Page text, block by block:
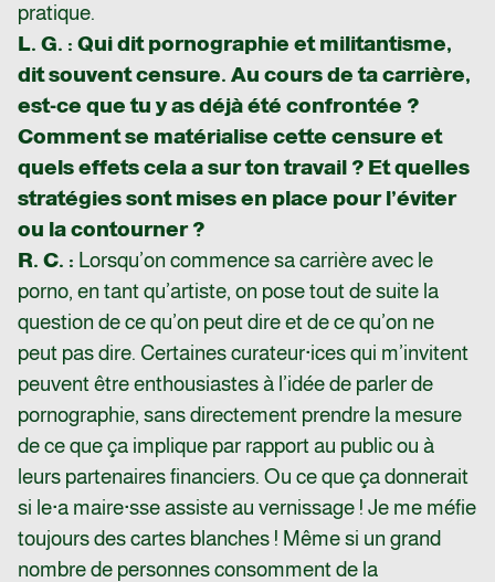
pratique.
L. G. : Qui dit pornographie et militantisme,
dit souvent censure. Au cours de ta carrière,
est-ce que tu y as déjà été confrontée ?
Comment se matérialise cette censure et
quels effets cela a sur ton travail ? Et quelles
stratégies sont mises en place pour l’éviter
ou la contourner ?
R. C. : Lorsqu’on commence sa carrière avec le
porno, en tant qu’artiste, on pose tout de suite la
question de ce qu’on peut dire et de ce qu’on ne
peut pas dire. Certaines curateur·ices qui m’invitent
peuvent être enthousiastes à l’idée de parler de
pornographie, sans directement prendre la mesure
de ce que ça implique par rapport au public ou à
leurs partenaires financiers. Ou ce que ça donnerait
si le·a maire·sse assiste au vernissage ! Je me méfie
toujours des cartes blanches ! Même si un grand
nombre de personnes consomment de la